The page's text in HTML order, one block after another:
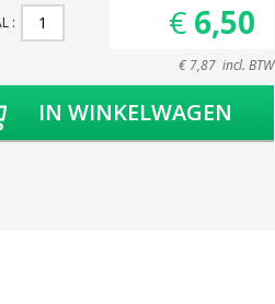
€ 6,50
€ 7,87 incl. BTW